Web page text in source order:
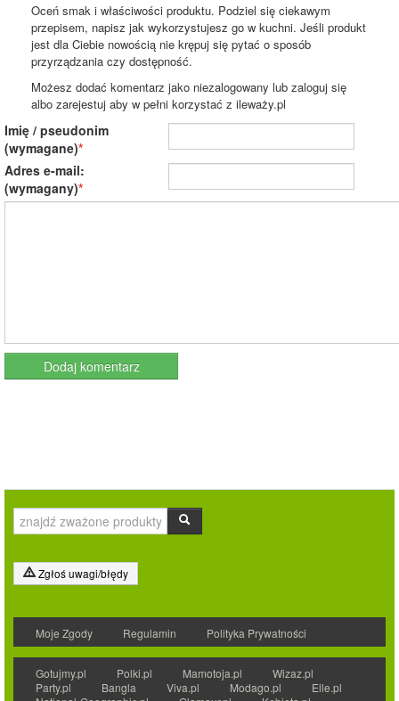
Oceń smak i właściwości produktu. Podziel się ciekawym
przepisem, napisz jak wykorzystujesz go w kuchni. Jeśli produkt
jest dla Ciebie nowością nie krępuj się pytać o sposób
przyrządzania czy dostępność.
Możesz dodać komentarz jako niezalogowany lub zaloguj się
albo zarejestuj aby w pełni korzystać z ileważy.pl
Imię / pseudonim
(wymagane)
Adres e-mail:
(wymagany)
Zgłoś uwagi/błędy
Moje Zgody Regulamin Polityka Prywatności
Gotujmy.pl Polki.pl Mamotoja.pl
Wizaz.pl
Party.pl
Bangla Viva.pl Modago.pl
Elle.pl